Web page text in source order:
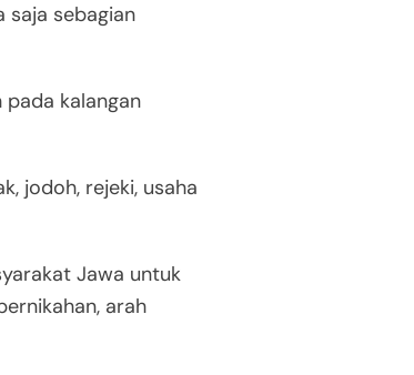
saja sebagian
kalangan
jodoh, rejeki, usaha
Jawa untuk
arah